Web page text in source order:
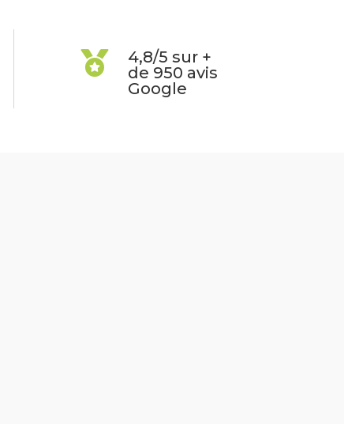

4,8/5 sur +
de 950 avis
Google